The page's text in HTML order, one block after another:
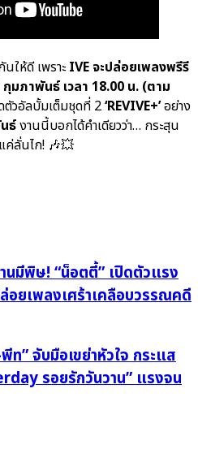
ให้ดี เพราะIVE จะปล่อยเพลงพรีรี
มภาพันธ์ เวลา 18.00 น. (ตาม
ตัวอัลบั้มเต็มชุดที่ 2‘REVIVE+’อย่าง
ธ์งานนี้บอกได้คำเดียวว่า… กระสุน
ค่ลั่นไก! 🎶💥
นมีพิษ! “น็อตตี้” เปิดตัวแรง
ยเพลงเศร้าเคลือบวรรณคดี
ท” จับมือเขย่าหัวใจ กระแส
รอยรักวันวาน” แรงจน